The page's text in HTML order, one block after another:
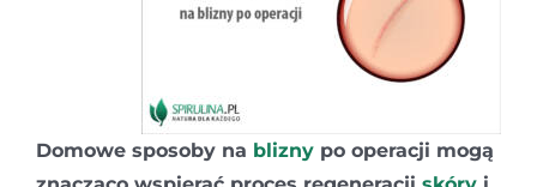
Domowe sposoby na blizny po operacji mogą